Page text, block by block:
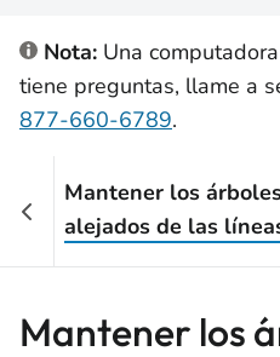
Nota: Una
tiene preguntas, llame a
877-660-6789.
Mantener los
alejados de las
eléctricas
Mantener los